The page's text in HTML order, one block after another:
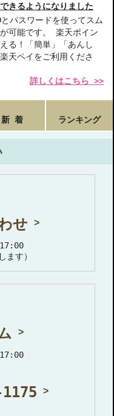
きるようになりました
パスワードを使ってスム
可能です。 楽天ポイン
る！「簡単」「あんし
天ペイをご利用くださ
詳しくはこちら >>
新 着 ランキング
せ
ます）